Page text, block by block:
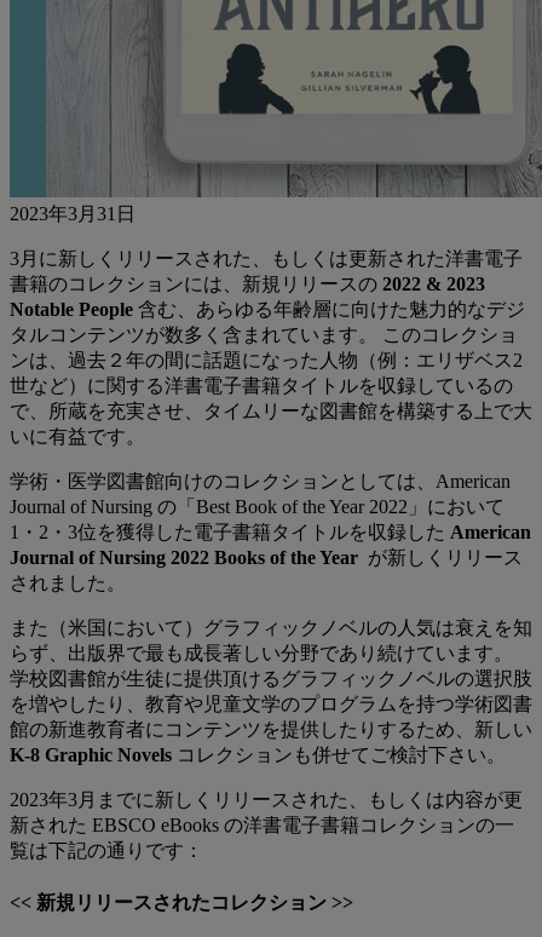
2023年3月31日
3月に新しくリリースされた、もしくは更新された洋書電子
書籍のコレクションには、新規リリースの 2022 & 2023
Notable People 含む、あらゆる年齢層に向けた魅力的なデジ
タルコンテンツが数多く含まれています。 このコレクショ
ンは、過去２年の間に話題になった人物（例：エリザベス2
世など）に関する洋書電子書籍タイトルを収録しているの
で、所蔵を充実させ、タイムリーな図書館を構築する上で大
いに有益です。
学術・医学図書館向けのコレクションとしては、American
Journal of Nursing の「Best Book of the Year 2022」において
1・2・3位を獲得した電子書籍タイトルを収録した American
Journal of Nursing 2022 Books of the Year が新しくリリース
されました。
また（米国において）グラフィックノベルの人気は衰えを知
らず、出版界で最も成長著しい分野であり続けています。
学校図書館が生徒に提供頂けるグラフィックノベルの選択肢
を増やしたり、教育や児童文学のプログラムを持つ学術図書
館の新進教育者にコンテンツを提供したりするため、新しい
K-8 Graphic Novels コレクションも併せてご検討下さい。
2023年3月までに新しくリリースされた、もしくは内容が更
新された EBSCO eBooks の洋書電子書籍コレクションの一
覧は下記の通りです：
<< 新規リリースされたコレクション >>